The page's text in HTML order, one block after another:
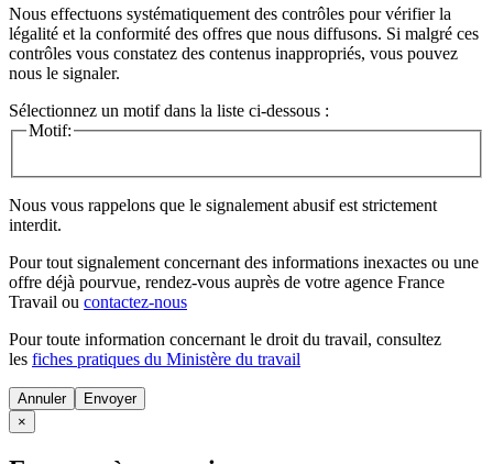
Nous effectuons systématiquement des contrôles pour vérifier la
légalité et la conformité des offres que nous diffusons. Si malgré ces
contrôles vous constatez des contenus inappropriés, vous pouvez
nous le signaler.
Sélectionnez un motif dans la liste ci-dessous :
Motif:
Nous vous rappelons que le signalement abusif est strictement
interdit.
Pour tout signalement concernant des informations inexactes ou une
offre déjà pourvue, rendez-vous auprès de votre agence France
Travail ou contactez-nous
Pour toute information concernant le droit du travail, consultez
les fiches pratiques du Ministère du travail
Annuler
×